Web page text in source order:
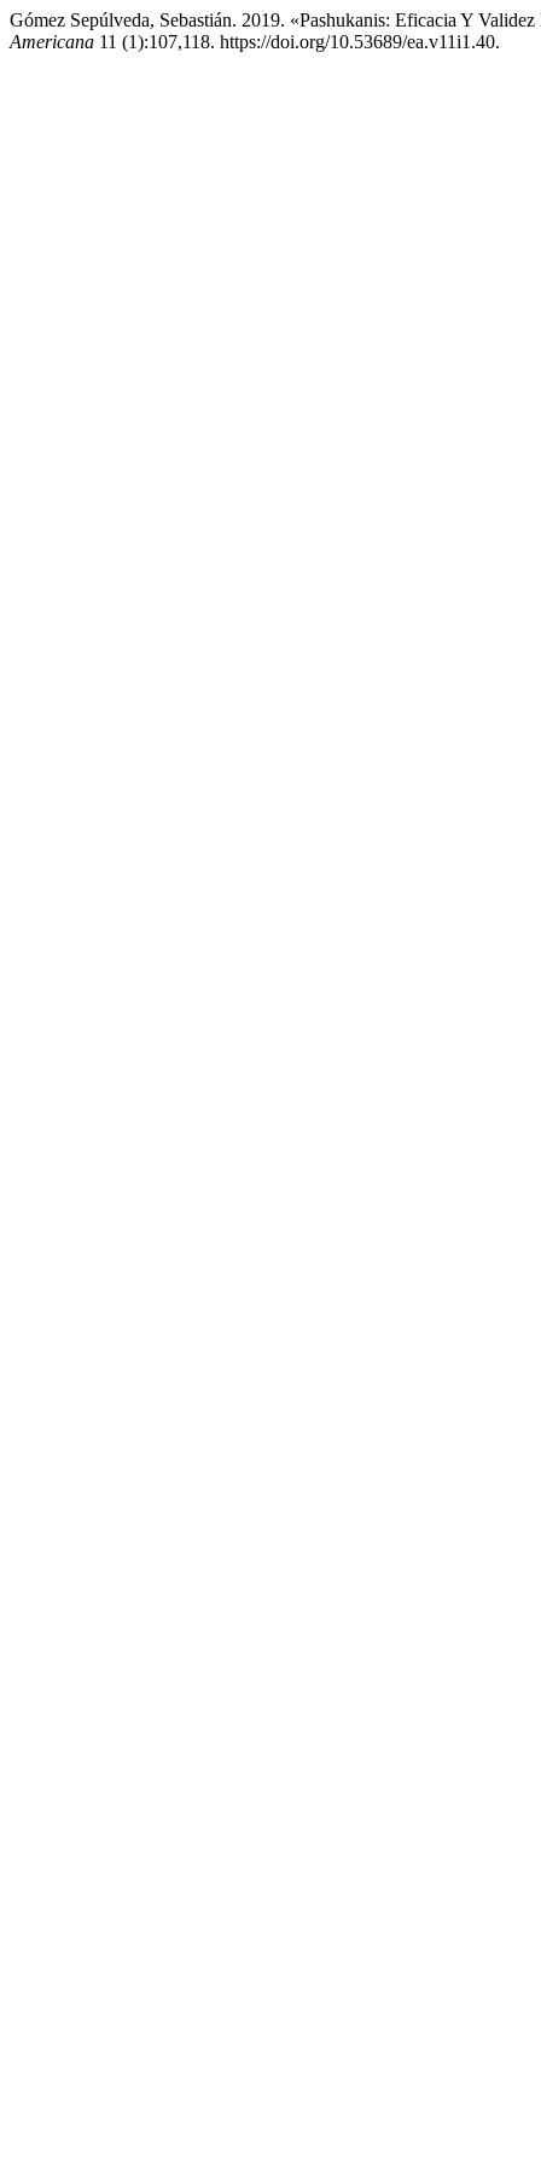
Gómez Sepúlveda, Sebastián. 2019. «Pashukanis: Eficacia Y
Americana 11 (1):107,118. https://doi.org/10.53689/ea.v11i1.40.